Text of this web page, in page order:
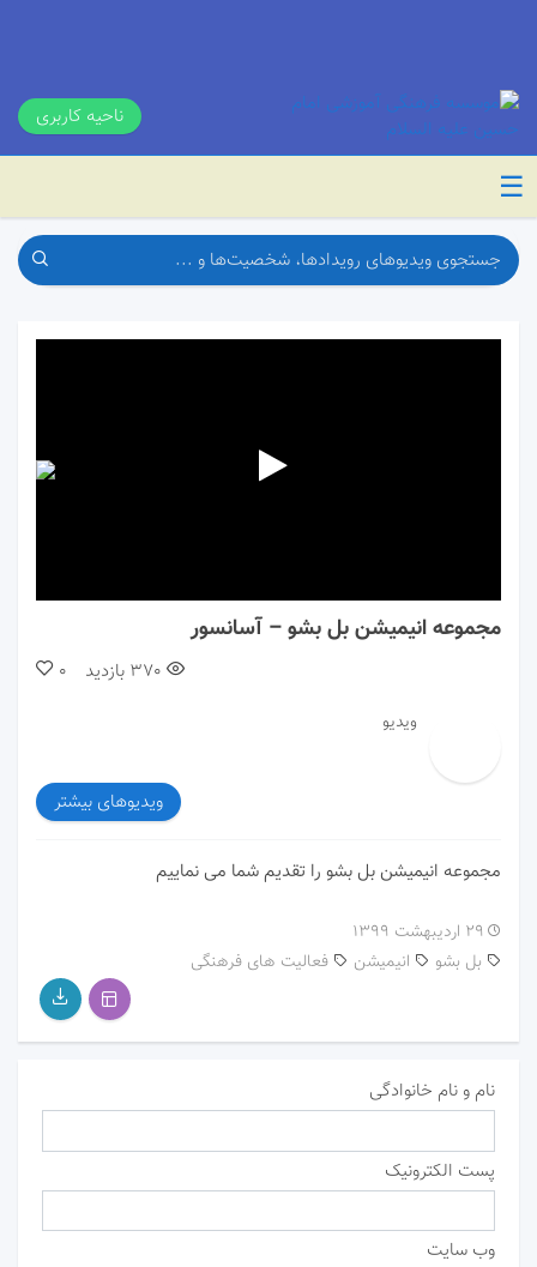
ناحیه کاربری
☰
مجموعه انیمیشن بل بشو – آسانسور
0 370 بازدید
ویدیو
ویدیوهای بیشتر
مجموعه انیمیشن بل بشو را تقدیم شما می نماییم
۲۹ اردیبهشت ۱۳۹۹
انیمیشن
بل بشو فعالیت های فرهنگی
نام و نام خانوادگی
پست الکترونیک
وب سایت